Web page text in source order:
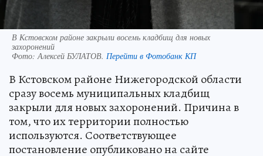
В Кстовском районе закрыли восемь кладбищ для новых
захоронений
Фото: Алексей БУЛАТОВ. Перейти в Фотобанк КП
В Кстовском районе Нижегородской области
сразу восемь муниципальных кладбищ
закрыли для новых захоронений. Причина в
том, что их территории полностью
используются. Соответствующее
постановление опубликовано на сайте